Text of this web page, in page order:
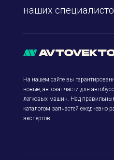
наших
На нашем сайте вы
новые, автозапчасти для
легковых машин. Над
каталогом запчастей ежедневно
экспертов.